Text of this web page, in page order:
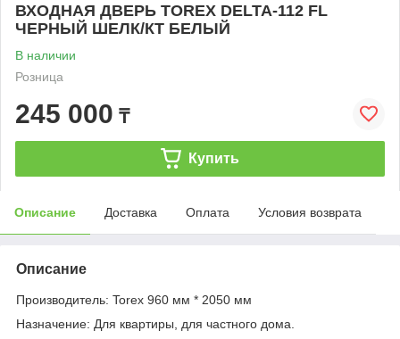
ВХОДНАЯ ДВЕРЬ TOREX DELTA-112 FL
ЧЕРНЫЙ ШЕЛК/КТ БЕЛЫЙ
В наличии
Розница
245 000 ₸
Купить
Описание Доставка Оплата Условия возврата
Описание
Производитель: Torex 960 мм * 2050 мм
Назначение: Для квартиры, для частного дома.